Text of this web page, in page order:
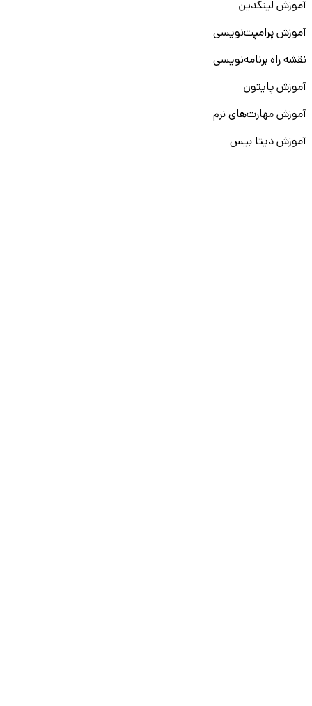
آموزش لینکدین
آموزش پرامپت‌نویسی
نقشه راه برنامه‌نویسی
آموزش پایتون
آموزش مهارت‌های نرم
آموزش دیتا بیس